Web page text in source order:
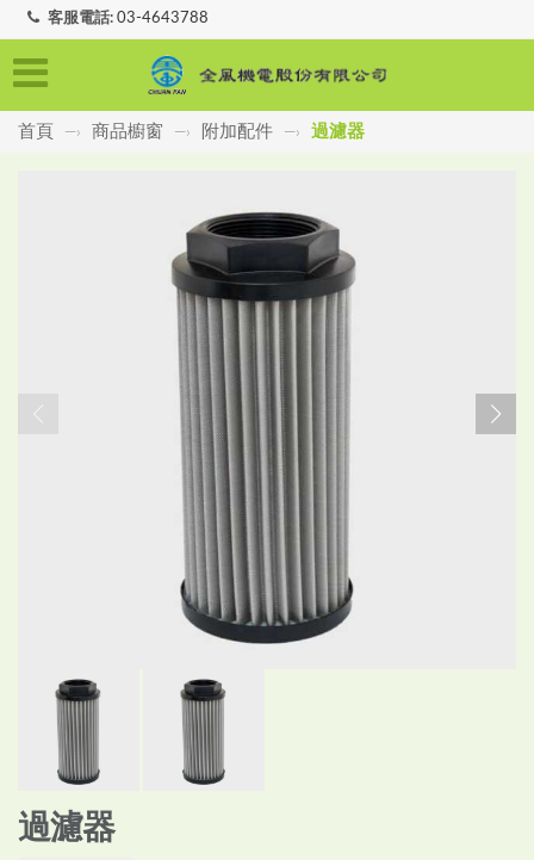
客服電話: 03-4643788
首頁 —› 商品櫥窗 —› 附加配件 —› 過濾器
過濾器